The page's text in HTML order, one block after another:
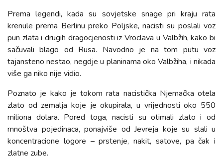
Prema legendi, kada su sovjetske snage pri kraju rata
krenule prema Berlinu preko Poljske, nacisti su poslali voz
pun zlata i drugih dragocjenosti iz Vroclava u Valbžih, kako bi
sačuvali blago od Rusa. Navodno je na tom putu voz
tajansteno nestao, negdje u planinama oko Valbžiha, i nikada
više ga niko nije vidio.
Poznato je kako je tokom rata nacistička Njemačka otela
zlato od zemalja koje je okupirala, u vrijednosti oko 550
miliona dolara. Pored toga, nacisti su otimali zlato i od
mnoštva pojedinaca, ponajviše od Jevreja koje su slali u
koncentracione logore – prstenje, nakit, satove, pa čak i
zlatne zube.